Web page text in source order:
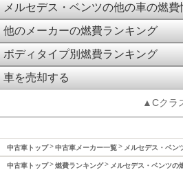
メルセデス・ベンツの他の車の燃費
他のメーカーの燃費ランキング
ボディタイプ別燃費ランキング
車を売却する
▲Cクラ
中古車トップ 中古車メーカー一覧 メルセデス・ベン
中古車トップ 燃費ランキング メルセデス・ベンツの